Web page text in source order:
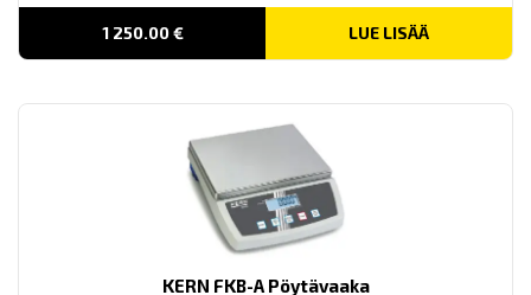
1 250.00€ LUE LISÄÄ
KERN FKB-A Pöytävaaka